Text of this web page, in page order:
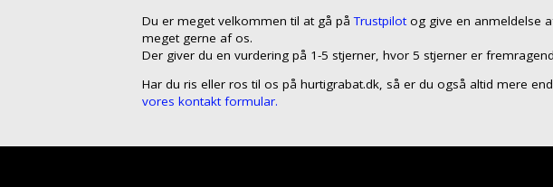
Du er meget velkommen til at gå påTrustpilotog give en anmeldelse
meget gerne af os.
Der giver du en vurdering på 1-5 stjerner, hvor 5 stjerner er
Har du ris eller ros til os på hurtigrabat.dk, så er du også altid mere
vores kontakt formular.